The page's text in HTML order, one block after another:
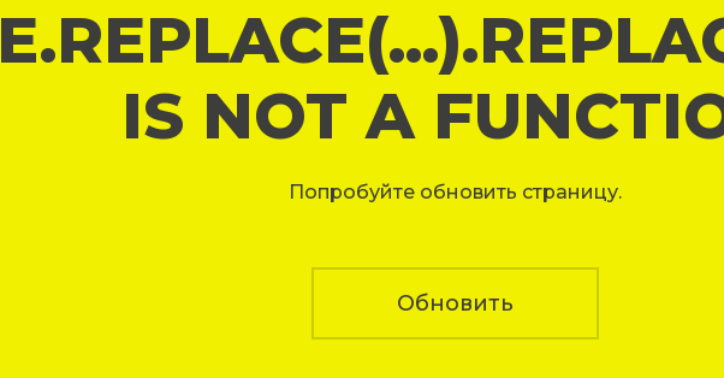
IS NOT A
Попробуйте обновить страницу.
Обновить